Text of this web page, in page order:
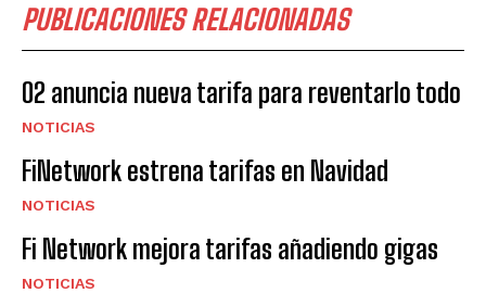
PUBLICACIONES RELACIONADAS
O2 anuncia nueva tarifa para reventarlo todo
NOTICIAS
FiNetwork estrena tarifas en Navidad
NOTICIAS
Fi Network mejora tarifas añadiendo gigas
NOTICIAS